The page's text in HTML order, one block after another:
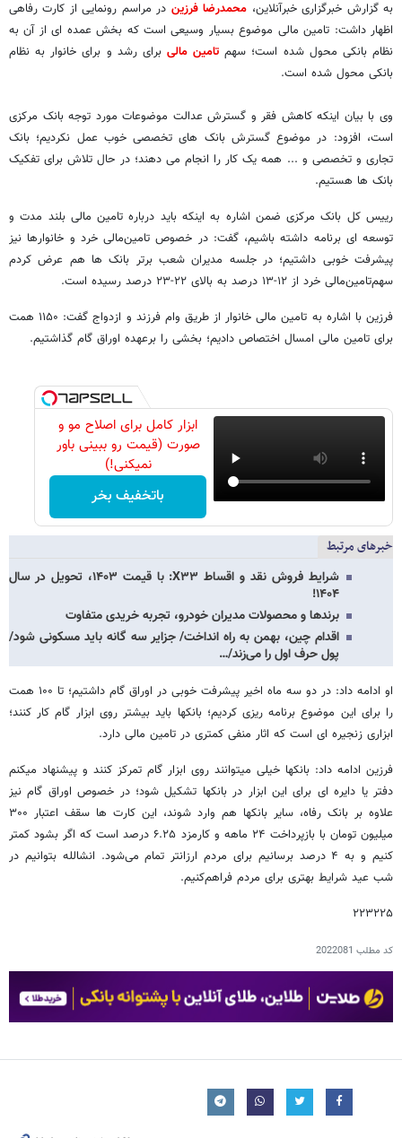
به گزارش خبرگزاری خبرآنلاین، محمدرضا فرزین در مراسم رونمایی از کارت رفاهی
اظهار داشت: تامین مالی موضوع بسیار وسیعی است که بخش عمده ای از آن به
نظام بانکی محول شده است؛ سهم تامین مالی برای رشد و برای خانوار به نظام
بانکی محول شده است.
وی با بیان اینکه کاهش فقر و گسترش عدالت موضوعات مورد توجه بانک مرکزی
است، افزود: در موضوع گسترش بانک های تخصصی خوب عمل نکردیم؛ بانک
تجاری و تخصصی و ... همه یک کار را انجام می دهند؛ در حال تلاش برای تفکیک
بانک ها هستیم.
رییس کل بانک مرکزی ضمن اشاره به اینکه باید درباره تامین مالی بلند مدت و
توسعه ای برنامه داشته باشیم، گفت: در خصوص تامین‌مالی خرد و خانوارها نیز
پیشرفت خوبی داشتیم؛ در جلسه مدیران شعب برتر بانک ها هم‌ عرض کردم‌
سهم‌تامین‌مالی خرد از ۱۲-۱۳ درصد به بالای ۲۲-۲۳ درصد رسیده است.
فرزین با اشاره به تامین مالی خانوار از طریق وام فرزند و ازدواج گفت: ۱۱۵۰ همت
برای تامین مالی امسال اختصاص دادیم؛ بخشی را برعهده اوراق گام گذاشتیم.
ابزار کامل برای اصلاح مو و
صورت (قیمت رو ببینی باور
نمیکنی!)
باتخفیف بخر
خبرهای مرتبط
شرایط فروش نقد و اقساط X۳۳: با قیمت ۱۴۰۳، تحویل در سال
۱۴۰۴!
برندها و محصولات مدیران خودرو، تجربه‌ خریدی متفاوت
اقدام چین، بهمن به راه انداخت/ جزایر سه گانه باید مسکونی شود/
پول حرف اول را می‌زند/…
او ادامه داد: در دو سه ماه اخیر پیشرفت خوبی در اوراق گام داشتیم؛ تا ۱۰۰ همت
را برای این موضوع برنامه ریزی کردیم؛ بانکها باید بیشتر روی ابزار گام کار کنند؛
ابزاری زنجیره ای است که اثار منفی کمتری در تامین مالی دارد.
فرزین ادامه داد: بانکها خیلی میتوانند روی ابزار گام تمرکز کنند و پیشنهاد میکنم
دفتر یا دایره ای برای این ابزار در بانکها تشکیل شود؛ در خصوص اوراق گام نیز
علاوه بر بانک رفاه، سایر بانکها هم وارد شوند، این کارت ها سقف اعتبار ۳۰۰
میلیون تومان با بازپرداخت ۲۴ ماهه و کارمزد ۶.۲۵ درصد است که اگر بشود کمتر
کنیم و به ۴ درصد برسانیم برای مردم ارزانتر تمام می‌شود. انشالله بتوانیم در
شب عید شرایط بهتری برای مردم فراهم‌کنیم.
۲۲۳۲۲۵
کد مطلب 2022081